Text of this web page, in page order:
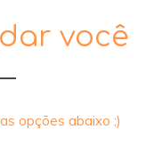
você
opções abaixo ;)